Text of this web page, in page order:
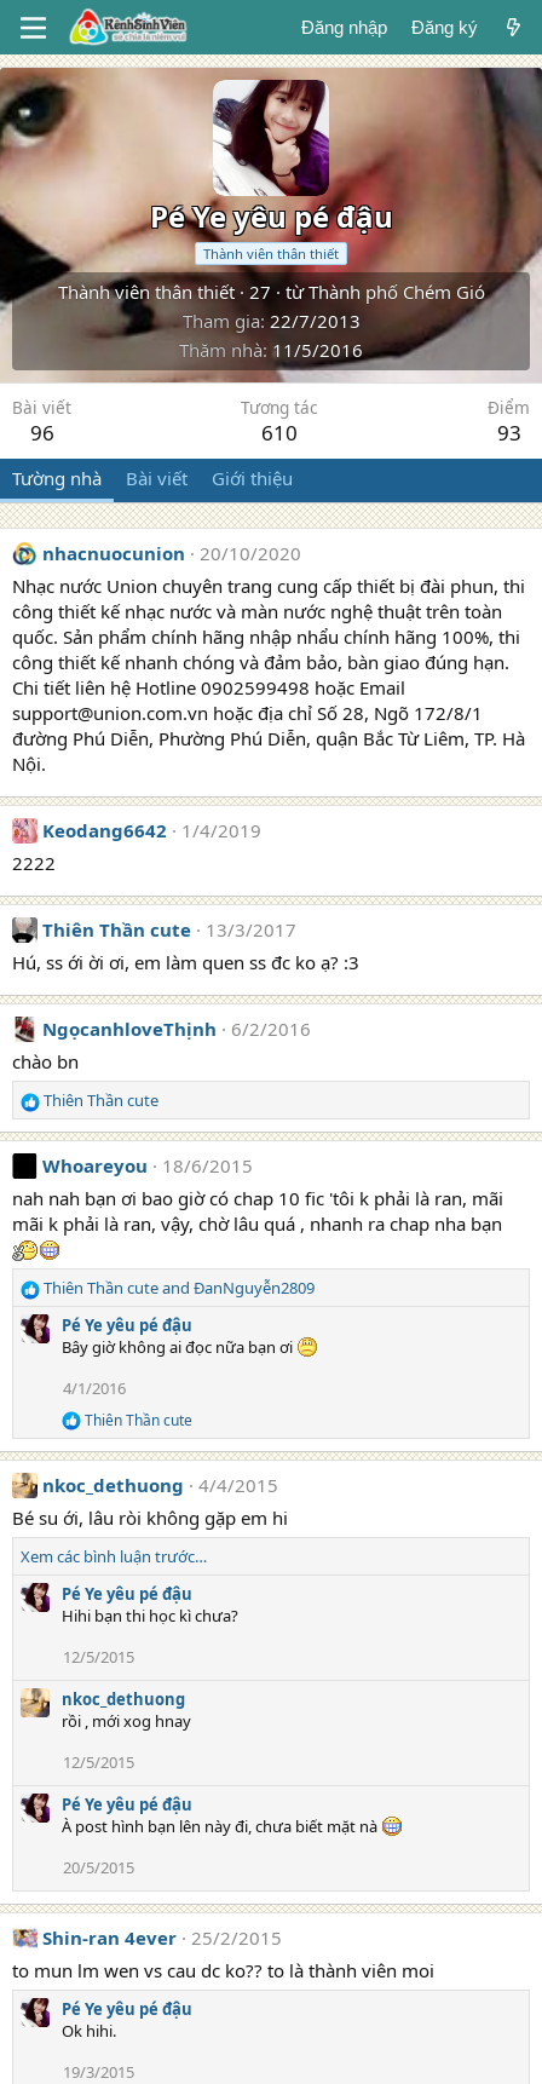
Đăng nhập Đăng ký
Pé Ye yêu pé đậu
Thành viên thân thiết
Thành viên thân thiết · 27 · từThành phố Chém Gió
Tham gia 22/7/2013
Thăm nhà 11/5/2016
Bài viết
96
Tương tác
610
Điểm
93
Tường nhà Bài viết Giới thiệu
nhacnuocunion
20/10/2020
Nhạc nước Union chuyên trang cung cấp thiết bị đài phun, thi
công thiết kế nhạc nước và màn nước nghệ thuật trên toàn
quốc. Sản phẩm chính hãng nhập nhẩu chính hãng 100%, thi
công thiết kế nhanh chóng và đảm bảo, bàn giao đúng hạn.
Chi tiết liên hệ Hotline 0902599498 hoặc Email
support@union.com.vn hoặc địa chỉ Số 28, Ngõ 172/8/1
đường Phú Diễn, Phường Phú Diễn, quận Bắc Từ Liêm, TP. Hà
Nội.
Keodang6642
1/4/2019
2222
Thiên Thần cute
13/3/2017
Hú, ss ới ời ơi, em làm quen ss đc ko ạ? :3
NgọcanhloveThịnh
6/2/2016
chào bn
R
e
a
c
t
i
o
n
s
Thiên Thần cute
Whoareyou
18/6/2015
nah nah bạn ơi bao giờ có chap 10 fic 'tôi k phải là ran, mãi
mãi k phải là ran, vậy, chờ lâu quá , nhanh ra chap nha bạn
R
e
a
n
s
:
Thiên Thần cuteand ĐanNguyễn2809
Pé Ye yêu pé đậu
Bây giờ không ai đọc nữa bạn ơi
4/1/2016
R
e
a
c
i
n
s
:
Thiên Thần cute
nkoc_dethuong
4/4/2015
Bé su ới, lâu ròi không gặp em hi
Xem các bình luận trước…
Pé Ye yêu pé đậu
Hihi bạn thi học kì chưa?
12/5/2015
nkoc_dethuong
rồi , mới xog hnay
12/5/2015
Pé Ye yêu pé đậu
À post hình bạn lên này đi, chưa biết mặt nà
20/5/2015
Shin-ran 4ever 25/2/2015
to mun lm wen vs cau dc ko?? to là thành viên moi
Pé Ye yêu pé đậu
Ok hihi.
19/3/2015